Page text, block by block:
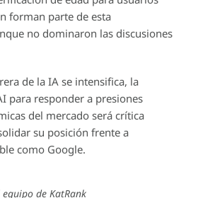
forman parte de esta
no dominaron las discusiones
de la IA se intensifica, la
para responder a presiones
del mercado será crítica
su posición frente a
como Google.
de KatRank